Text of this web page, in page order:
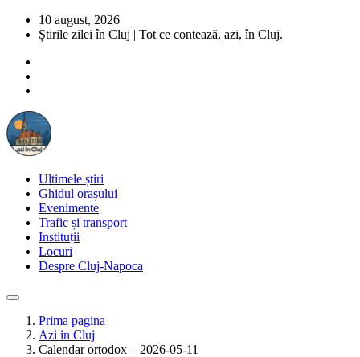
10 august, 2026
Știrile zilei în Cluj | Tot ce contează, azi, în Cluj.
Ultimele știri
Ghidul orașului
Evenimente
Trafic și transport
Instituții
Locuri
Despre Cluj-Napoca
Prima pagina
Azi in Cluj
Calendar ortodox – 2026-05-11